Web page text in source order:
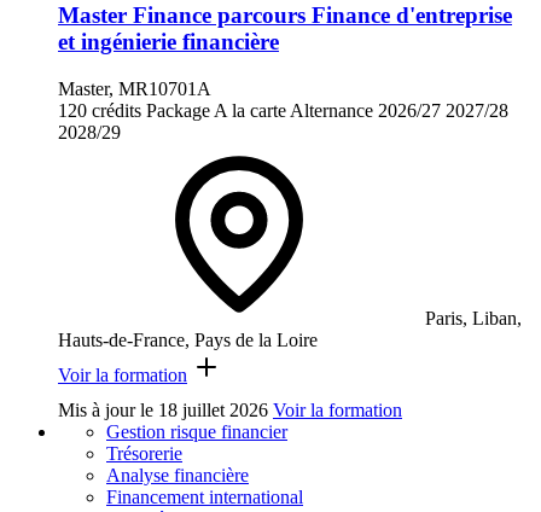
Master Finance parcours Finance d'entreprise
et ingénierie financière
Master, MR10701A
120 crédits Package A la carte Alternance 2026/27 2027/28
2028/29
Paris, Liban,
Hauts-de-France, Pays de la Loire
Voir la formation
Mis à jour le 18 juillet 2026 Voir la formation
Gestion risque financier
Trésorerie
Analyse financière
Financement international